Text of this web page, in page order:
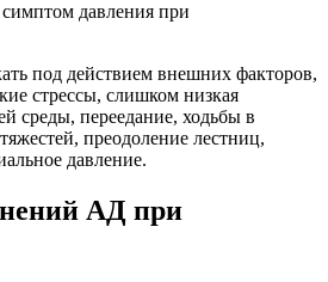
давления при
под действием внешних факторов,
стрессы, слишком низкая
среды, переедание, ходьбы в
преодоление лестниц,
давление.
АД при